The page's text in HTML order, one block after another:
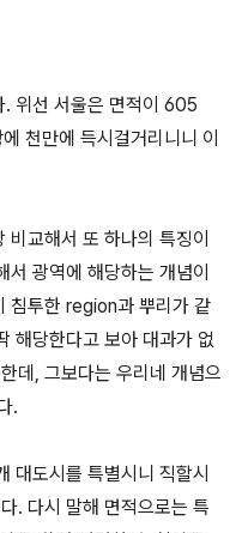
. 위선 서울은 면적이 605
천만에 득시걸거리니니 이
교해서 또 하나의 특징이
광역에 해당하는 개념이
침투한 region과 뿌리가 같
해당한다고 보아 대과가 없
데, 그보다는 우리네 개념으
.
대도시를 특별시니 직할시
. 다시 말해 면적으로는 특